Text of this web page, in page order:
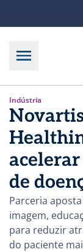
Indústria
de
Parceria
imagem,
para reduzir
do paciente